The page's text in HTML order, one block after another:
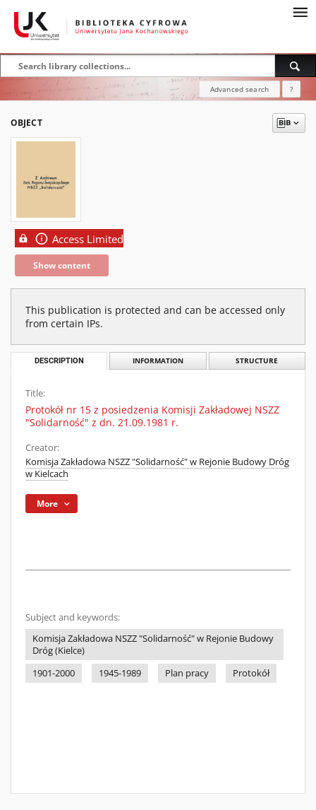
Advanced search ?
OBJECT
Access Limited
Show content
This publication is protected and can be accessed only
from certain IPs.
DESCRIPTION INFORMATION STRUCTURE
Title:
Protokół nr 15 z posiedzenia Komisji Zakładowej NSZZ
"Solidarność" z dn. 21.09.1981 r.
Creator:
Komisja Zakładowa NSZZ "Solidarność" w Rejonie Budowy Dróg
w Kielcach
More
Subject and keywords:
Komisja Zakładowa NSZZ "Solidarność" w Rejonie Budowy
Dróg (Kielce)
1901-2000
1945-1989 Plan pracy Protokół